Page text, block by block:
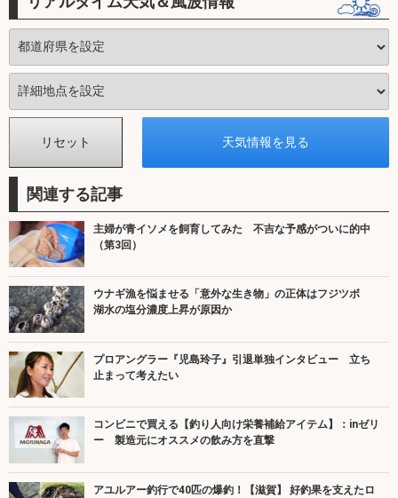
関連する記事
主婦が青イソメを飼育してみた 不吉な予感がついに的中
（第3回）
ウナギ漁を悩ませる「意外な生き物」の正体はフジツボ
湖水の塩分濃度上昇が原因か
プロアングラー『児島玲子』引退単独インタビュー 立ち
止まって考えたい
コンビニで買える【釣り人向け栄養補給アイテム】：inゼリ
ー 製造元にオススメの飲み方を直撃
アユルアー釣行で40匹の爆釣！【滋賀】 好釣果を支えたロ